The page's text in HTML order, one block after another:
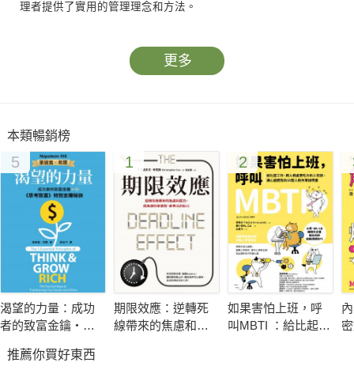
理者提供了實用的管理理念和方法。
更多
本類暢銷榜
5
渴望的力量：成功
者的致富金鑰‧
金賺秘訣
1
期限效應：逆轉死
線帶來的焦慮和壓
2
如果害怕上班，呼
叫MBTI ：給比起工
推薦你買好東西